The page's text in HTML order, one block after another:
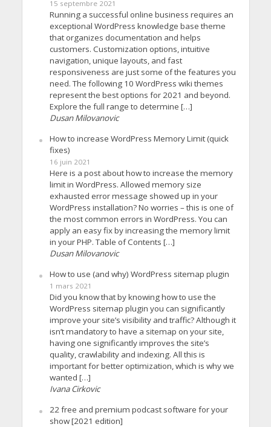
15 septembre 2021
Running a successful online business requires an
exceptional WordPress knowledge base theme
that organizes documentation and helps
customers. Customization options, intuitive
navigation, unique layouts, and fast
responsiveness are just some of the features you
need. The following 10 WordPress wiki themes
represent the best options for 2021 and beyond.
Explore the full range to determine […]
Dusan Milovanovic
How to increase WordPress Memory Limit (quick
fixes)
16 juin 2021
Here is a post about how to increase the memory
limit in WordPress. Allowed memory size
exhausted error message showed up in your
WordPress installation? No worries – this is one of
the most common errors in WordPress. You can
apply an easy fix by increasing the memory limit
in your PHP. Table of Contents […]
Dusan Milovanovic
How to use (and why) WordPress sitemap plugin
1 mars 2021
Did you know that by knowing how to use the
WordPress sitemap plugin you can significantly
improve your site’s visibility and traffic? Although it
isn’t mandatory to have a sitemap on your site,
having one significantly improves the site’s
quality, crawlability and indexing. All this is
important for better optimization, which is why we
wanted […]
Ivana Cirkovic
22 free and premium podcast software for your
show [2021 edition]